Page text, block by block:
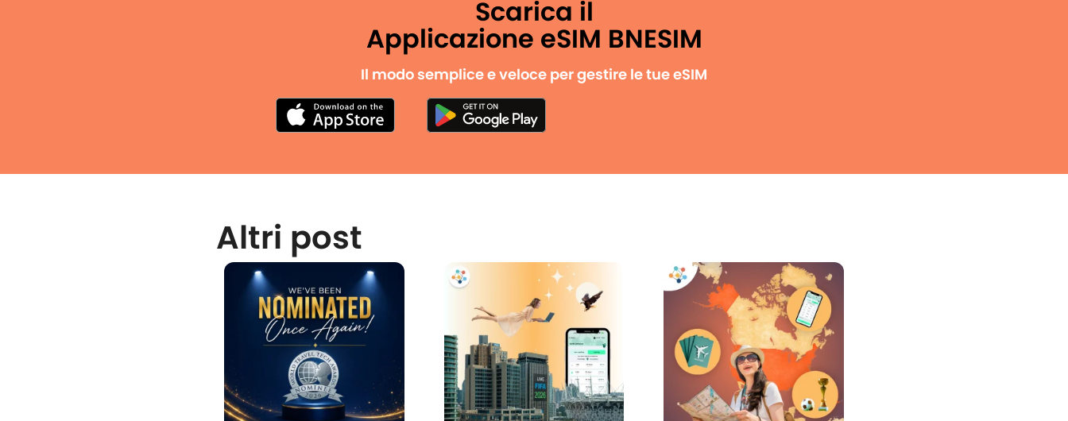
Scarica il
Applicazione eSIM BNESIM
Il modo semplice e veloce per gestire le tue eSIM
Altri post